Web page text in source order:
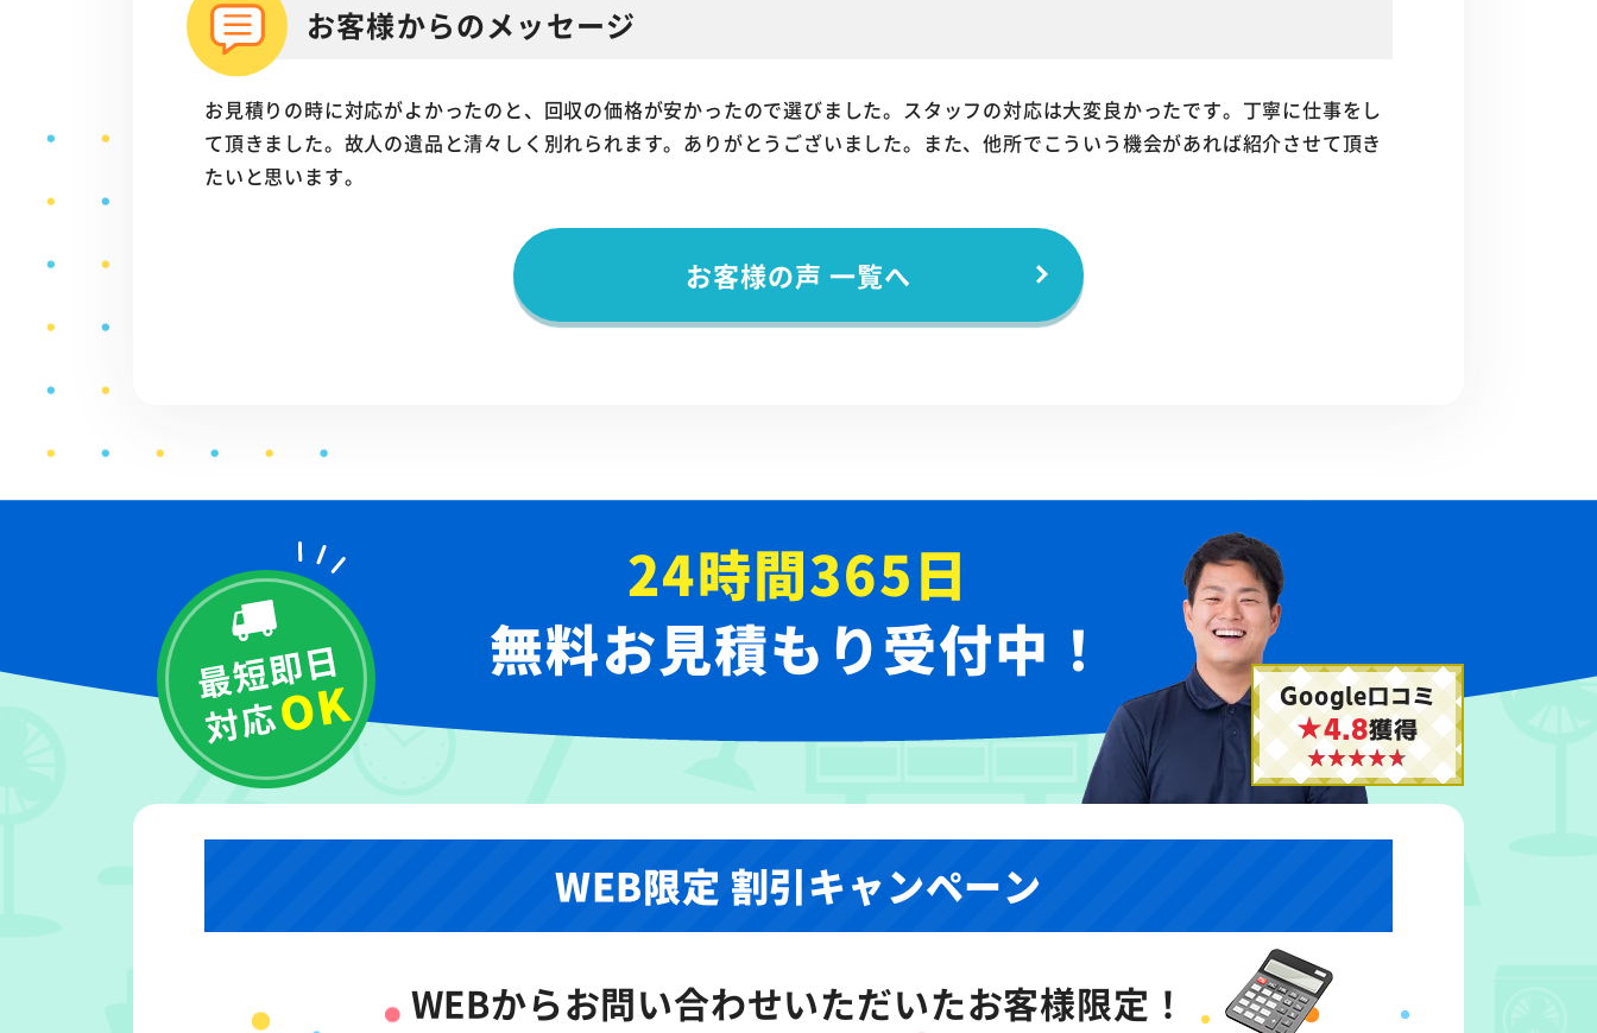
お客様からのメッセージ
お見積りの時に対応がよかったのと、回収の価格が安かったので選びました。スタッフの対応は大変良かったです。丁寧に仕事をし
て頂きました。故人の遺品と清々しく別れられます。ありがとうございました。また、他所でこういう機会があれば紹介させて頂き
たいと思います。
お客様の声 一覧へ
24時間365日
無料お見積もり受付中！
Google口コミ
★4.8獲得
WEB限定 割引キャンペーン
WEBからお問い合わせいただいたお客様限定！